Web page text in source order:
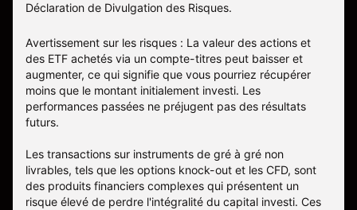
Déclaration de Divulgation des Risques.
Avertissement sur les risques : La valeur des actions et
des ETF achetés via un compte-titres peut baisser et
augmenter, ce qui signifie que vous pourriez récupérer
moins que le montant initialement investi. Les
performances passées ne préjugent pas des résultats
futurs.
Les transactions sur instruments de gré à gré non
livrables, tels que les options knock-out et les CFD, sont
des produits financiers complexes qui présentent un
risque élevé de perdre l'intégralité du capital investi. Ces